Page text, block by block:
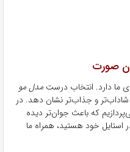
صورت
دارد. انتخاب درست مدل مو
شاداب‌تر و جذاب‌تر نشان دهد. در
که باعث جوان‌تر دیده
استایل خود هستید، همراه ما